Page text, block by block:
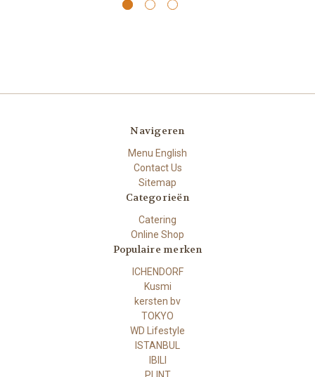
Navigeren
Menu English
Contact Us
Sitemap
Categorieën
Catering
Online Shop
Populaire merken
ICHENDORF
Kusmi
kersten bv
TOKYO
WD Lifestyle
ISTANBUL
IBILI
PLINT